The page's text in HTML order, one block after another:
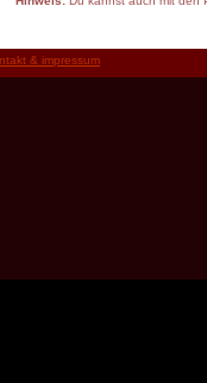
& impressum